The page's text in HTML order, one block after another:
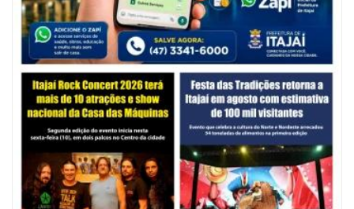
06/08/2026 | 10:14
Defesa Civil de SC monitora formação de ciclone-bomba no Sul do Brasil;
entenda como o fenômeno se forma e quais os impactos no estado
ITAJAÍ